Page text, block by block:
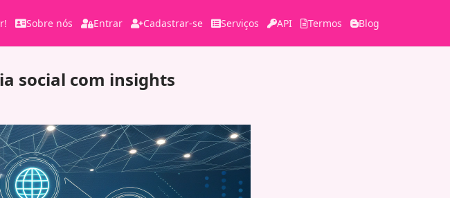
Sobre nós Entrar Cadastrar-se Serviços API Termos Blog
social com insights